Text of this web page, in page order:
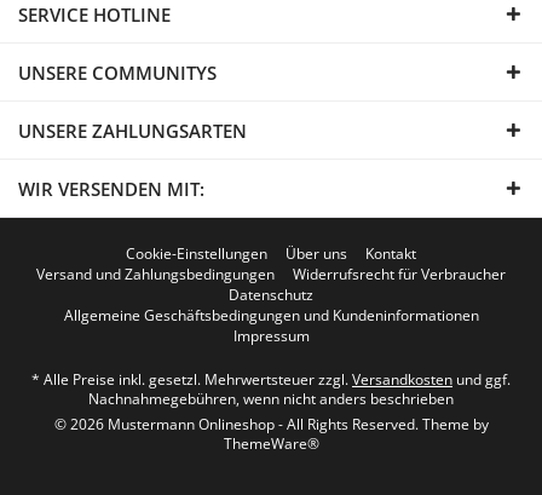
SERVICE HOTLINE
UNSERE COMMUNITYS
UNSERE ZAHLUNGSARTEN
WIR VERSENDEN MIT:
Cookie-Einstellungen Über uns
Kontakt
Versand und Zahlungsbedingungen
Widerrufsrecht für Verbraucher
Datenschutz
Allgemeine Geschäftsbedingungen und Kundeninformationen
Impressum
* Alle Preise inkl. gesetzl. Mehrwertsteuer zzgl.Versandkosten und ggf.
Nachnahmegebühren, wenn nicht anders beschrieben
© 2026 Mustermann Onlineshop - All Rights Reserved. Theme by
ThemeWare®